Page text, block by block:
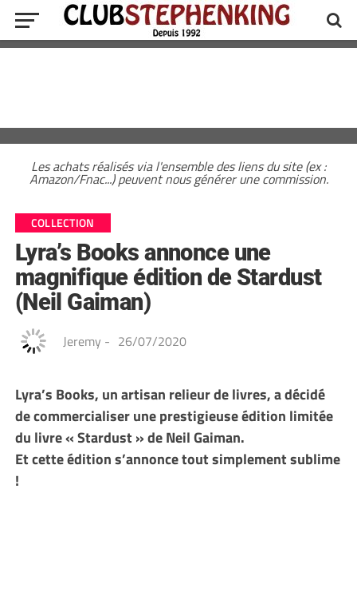
Les achats réalisés via l'ensemble des liens du site (ex :
Amazon/Fnac...) peuvent nous générer une commission.
COLLECTION
Lyra’s Books annonce une
magnifique édition de Stardust
(Neil Gaiman)
Jeremy - 26/07/2020
Lyra’s Books, un artisan relieur de livres, a décidé
de commercialiser une prestigieuse édition limitée
du livre « Stardust » de Neil Gaiman.
Et cette édition s’annonce tout simplement sublime
!